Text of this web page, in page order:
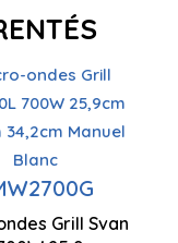
Grill Svan
Gril à
micro-
ondes